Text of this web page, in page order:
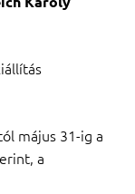
május 31-ig a
a